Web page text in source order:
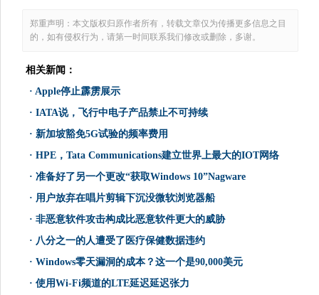
郑重声明：本文版权归原作者所有，转载文章仅为传播更多信息之目
的，如有侵权行为，请第一时间联系我们修改或删除，多谢。
相关新闻：
· Apple停止霹雳展示
· IATA说，飞行中电子产品禁止不可持续
· 新加坡豁免5G试验的频率费用
· HPE，Tata Communications建立世界上最大的IOT网络
· 准备好了另一个更改“获取Windows 10”Nagware
· 用户放弃在唱片剪辑下沉没微软浏览器船
· 非恶意软件攻击构成比恶意软件更大的威胁
· 八分之一的人遭受了医疗保健数据违约
· Windows零天漏洞的成本？这一个是90,000美元
· 使用Wi-Fi频道的LTE延迟延迟张力